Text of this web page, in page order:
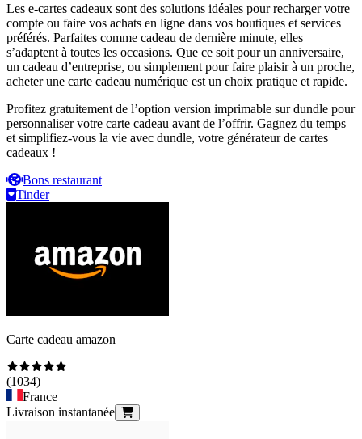
Les e-cartes cadeaux sont des solutions idéales pour recharger votre
compte ou faire vos achats en ligne dans vos boutiques et services
préférés. Parfaites comme cadeau de dernière minute, elles
s’adaptent à toutes les occasions. Que ce soit pour un anniversaire,
un cadeau d’entreprise, ou simplement pour faire plaisir à un proche,
acheter une carte cadeau numérique est un choix pratique et rapide.
Profitez gratuitement de l’option version imprimable sur dundle pour
personnaliser votre carte cadeau avant de l’offrir. Gagnez du temps
et simplifiez-vous la vie avec dundle, votre générateur de cartes
cadeaux !
Bons restaurant
Tinder
Carte cadeau amazon
(1034)
France
Livraison instantanée